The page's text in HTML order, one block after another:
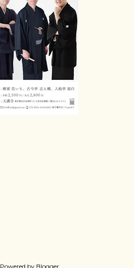
Powered by Blogger